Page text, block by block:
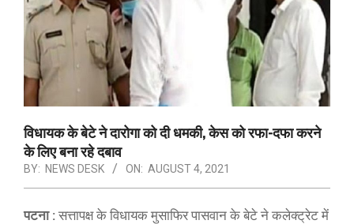
विधायक के बेटे ने दारोगा को दी धमकी, केस को रफा-दफा करने
के लिए बना रहे दबाव
BY: NEWS DESK ON: AUGUST 4, 2021
पटना : सत्तापक्ष के विधायक मुसाफिर पासवान के बेटे ने कलेक्ट्रेट में